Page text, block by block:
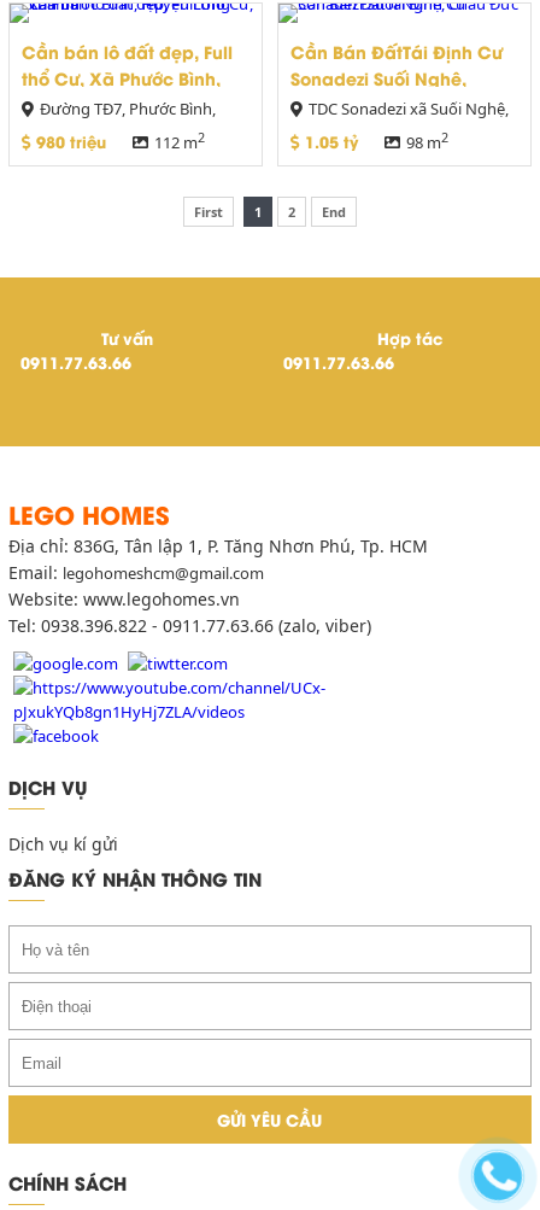
Cần bán lô đất đẹp, Full
thổ Cư, Xã Phước Bình,
Huyện Long Thành
Đường TĐ7, Phước Bình,
Long Thành, Đồng Nai
980 triệu 112 m2
Cần Bán ĐấtTái Định Cư
Sonadezi Suối Nghệ,
Châu Đức
TDC Sonadezi xã Suối Nghệ,
Huyện Châu Đức, Bà Rịa - Vũng
Tàu
1.05 tỷ 98 m2
First 1 2 End
Tư vấn
0911.77.63.66
Hợp tác
0911.77.63.66
LEGO HOMES
Địa chỉ: 836G, Tân lập 1, P. Tăng Nhơn Phú, Tp. HCM
Email: legohomeshcm@gmail.com
Website: www.legohomes.vn
Tel: 0938.396.822 - 0911.77.63.66 (zalo, viber)
DỊCH VỤ
Dịch vụ kí gửi
ĐĂNG KÝ NHẬN THÔNG TIN
CHÍNH SÁCH